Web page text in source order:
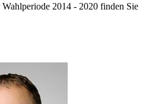
2014 - 2020 finden Sie